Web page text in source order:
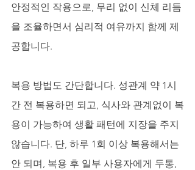
안정적인 작용으로, 무리 없이 신체 리듬
을 조율하면서 심리적 여유까지 함께 제
공합니다.
복용 방법도 간단합니다. 성관계 약 1시
간 전 복용하면 되고, 식사와 관계없이 복
용이 가능하여 생활 패턴에 지장을 주지
않습니다. 단, 하루 1회 이상 복용해서는
안 되며, 복용 후 일부 사용자에게 두통,